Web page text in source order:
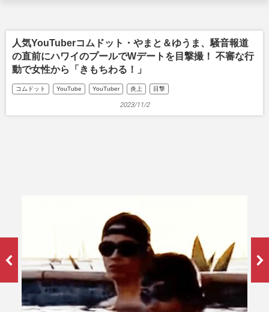
人気YouTuberコムドット・やまと＆ゆうま、騒音報道
の直前にハワイのプールでWデートを目撃撮！ 不審な行
動で女性から「きもちわる！」
コムドット YouTube YouTuber 炎上 目撃
2023/11/2